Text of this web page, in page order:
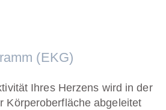
(EKG)
Ihres Herzens wird in der
Körperoberfläche abgeleitet